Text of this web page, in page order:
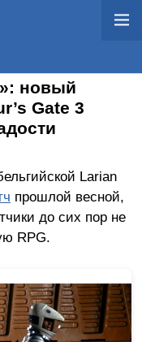
новый
Gate 3
Larian
прошлой весной,
до сих пор не
RPG.